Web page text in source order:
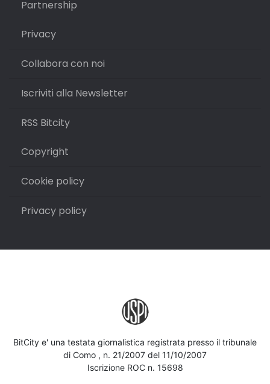
Partnership
Privacy
Collabora con noi
Iscriviti alla Newsletter
RSS Bitcity
Copyright
Cookie policy
Privacy policy
BitCity e' una testata giornalistica registrata presso il tribunale
di Como , n. 21/2007 del 11/10/2007
Iscrizione ROC n. 15698